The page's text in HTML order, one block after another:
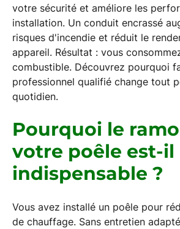
votre sécurité et améliore les
installation. Un conduit encrassé
risques d'incendie et réduit le
appareil. Résultat : vous
combustible. Découvrez pourquoi
professionnel qualifié change tout
quotidien.
Pourquoi le
votre poêle est-il
indispensable ?
Vous avez installé un poêle pour
de chauffage. Sans entretien